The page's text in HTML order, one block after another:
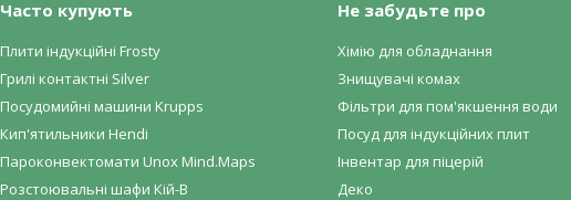
Часто купують
Плити індукційні Frosty
Грилі контактні Silver
Посудомийні машини Krupps
Кип'ятильники Hendi
Пароконвектомати Unox Mind.Maps
Розстоювальні шафи Кій-В
Не забудьте про
Хімію для обладнання
Знищувачі комах
Фільтри для пом'якшення води
Посуд для індукційних плит
Інвентар для піцерій
Деко